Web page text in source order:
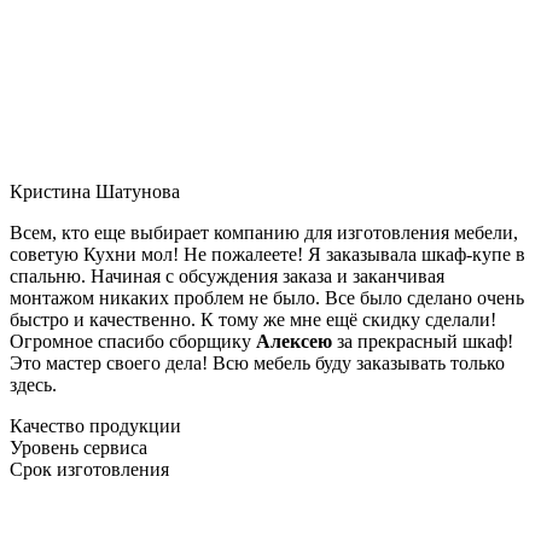
Кристина Шатунова
Всем, кто еще выбирает компанию для изготовления мебели,
советую Кухни мол! Не пожалеете! Я заказывала шкаф-купе в
спальню. Начиная с обсуждения заказа и заканчивая
монтажом никаких проблем не было. Все было сделано очень
быстро и качественно. К тому же мне ещё скидку сделали!
Огромное спасибо сборщику Алексею за прекрасный шкаф!
Это мастер своего дела! Всю мебель буду заказывать только
здесь.
Качество продукции
Уровень сервиса
Срок изготовления